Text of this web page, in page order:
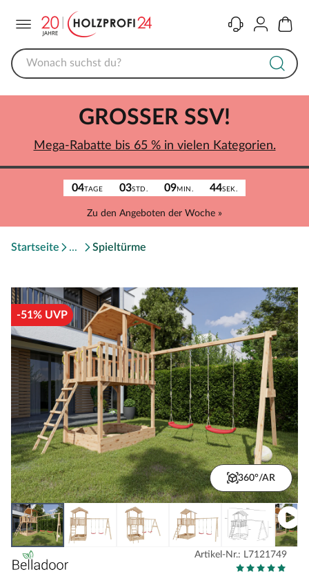
KontaktKonto
04TAGE 03STD. 09MIN. 44SEK.
Zu den Angeboten der Woche »
GROSSER SSV!
Mega-Rabatte bis 65 % in vielen Kategorien.
Startseite Spieltürme
-51% UVP
360°/AR
Artikel-Nr.: L7121749